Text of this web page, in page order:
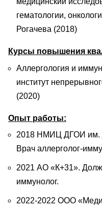
гематологии,
Рогачева (2018)
Курсы повышения
Аллергология и
институт
(2020)
Опыт работы:
2018 НМИЦ ДГОИ им.
Врач аллерголог-
2021 АО «К+31».
иммунолог.
2022-2022 ООО